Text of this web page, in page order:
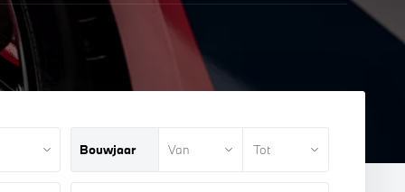
Bouwjaar